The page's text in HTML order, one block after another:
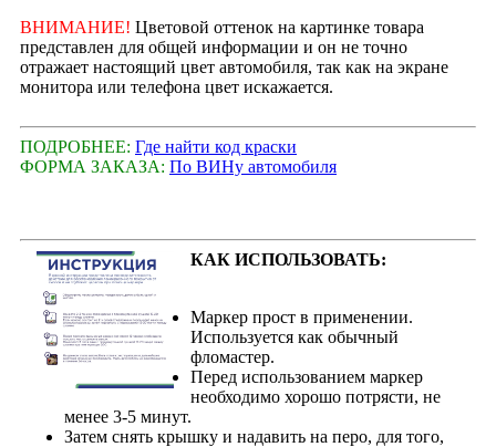
ВНИМАНИЕ! Цветовой оттенок на картинке товара
представлен для общей информации и он не точно
отражает настоящий цвет автомобиля, так как на экране
монитора или телефона цвет искажается.
ПОДРОБНЕЕ: Где найти код краски
ФОРМА ЗАКАЗА: По ВИНу автомобиля
КАК ИСПОЛЬЗОВАТЬ:
Маркер прост в применении.
Используется как обычный
фломастер.
Перед использованием маркер
необходимо хорошо потрясти, не
менее 3-5 минут.
Затем снять крышку и надавить на перо, для того,